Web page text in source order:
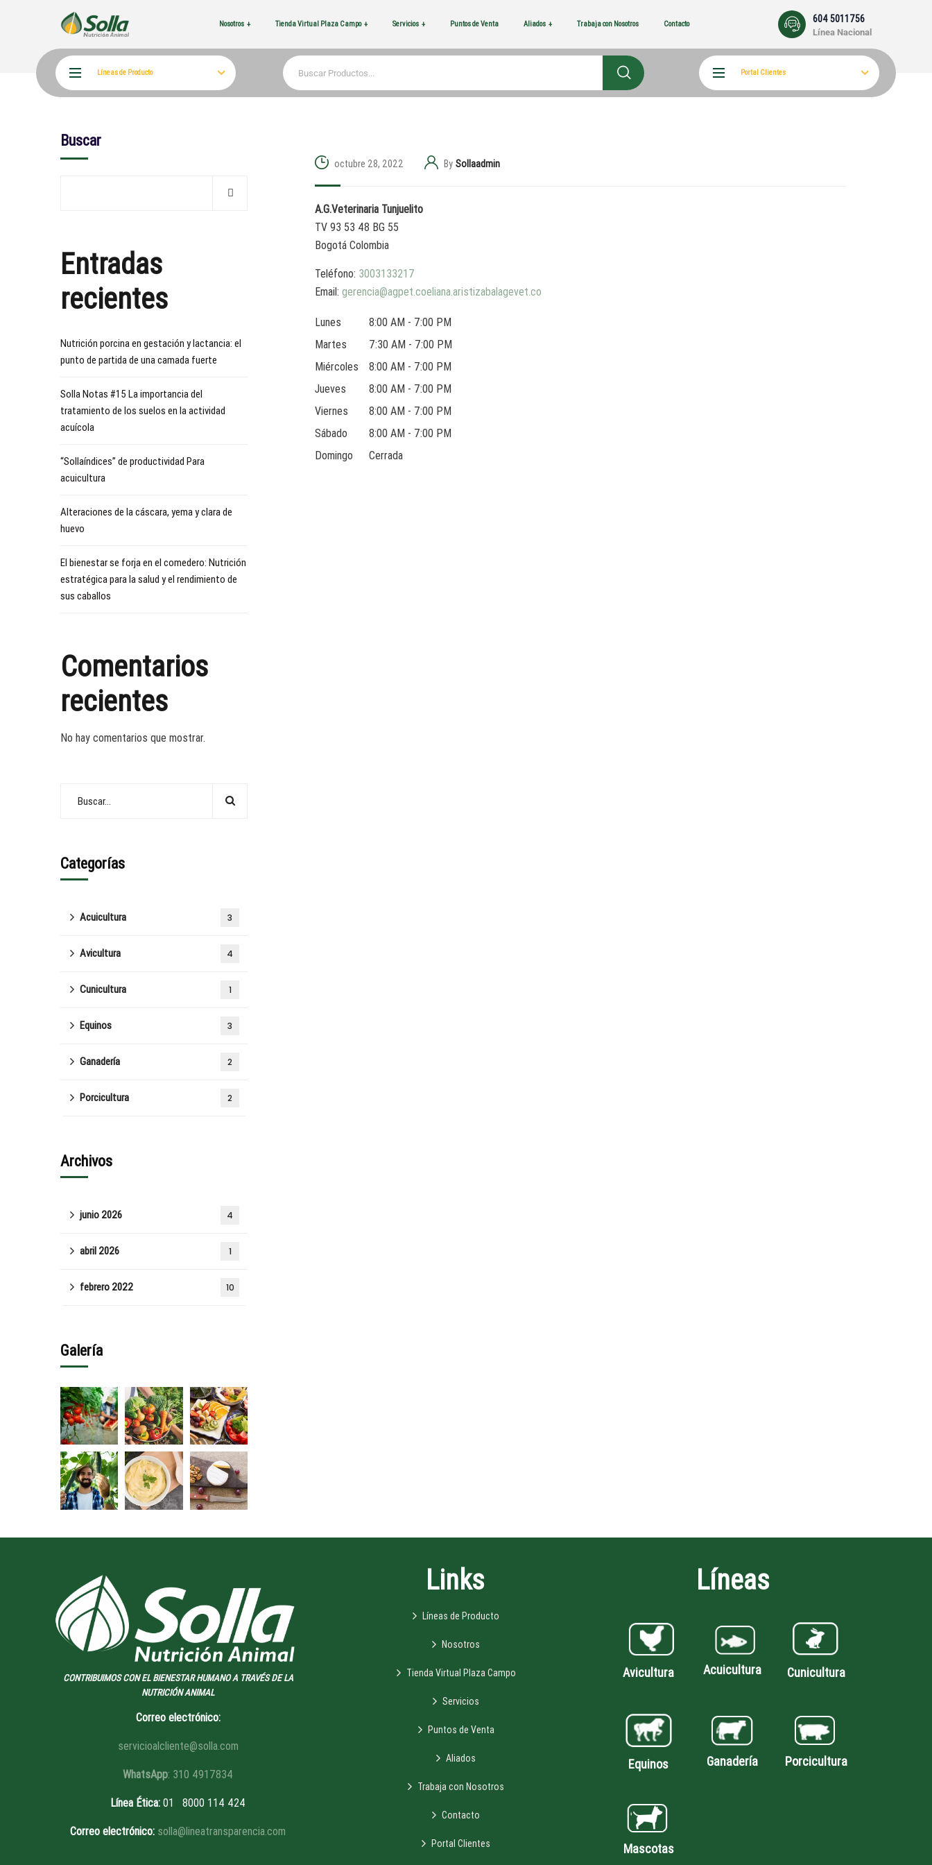
Nosotros Tienda Virtual Plaza Campo Servicios Puntos de Venta Aliados Trabaja con Nosotros Contacto 604 5011756
Línea Nacional
Líneas de Producto Portal Clientes
octubre 28, 2022 By Sollaadmin
A.G.Veterinaria Tunjuelito
TV 93 53 48 BG 55
Bogotá Colombia
Teléfono: 3003133217
Email: gerencia@agpet.coeliana.aristizabalagevet.co
Lunes
8:00 AM - 7:00 PM
Martes
7:30 AM - 7:00 PM
Miércoles
8:00 AM - 7:00 PM
Jueves
8:00 AM - 7:00 PM
Viernes
8:00 AM - 7:00 PM
Sábado
8:00 AM - 7:00 PM
Domingo
Cerrada
Buscar
Entradas
recientes
Nutrición porcina en gestación y lactancia: el
punto de partida de una camada fuerte
Solla Notas #15 La importancia del
tratamiento de los suelos en la actividad
acuícola
“Sollaíndices” de productividad Para
acuicultura
Alteraciones de la cáscara, yema y clara de
huevo
El bienestar se forja en el comedero: Nutrición
estratégica para la salud y el rendimiento de
sus caballos
Comentarios
recientes
No hay comentarios que mostrar.
Categorías
Acuicultura 3
Avicultura 4
Cunicultura 1
Equinos 3
Ganadería 2
Porcicultura 2
Archivos
junio 2026 4
abril 2026 1
febrero 2022 10
Galería
CONTRIBUIMOS CON EL BIENESTAR HUMANO A TRAVÉS DE LA
NUTRICIÓN ANIMAL
Correo electrónico:
servicioalcliente@solla.com
WhatsApp: 310 4917834
Línea Ética: 01 8000 114 424
Correo electrónico: solla@lineatransparencia.com
Links
Líneas de Producto
Nosotros
Tienda Virtual Plaza Campo
Servicios
Puntos de Venta
Aliados
Trabaja con Nosotros
Contacto
Portal Clientes
Líneas
Avicultura Acuicultura Cunicultura
Equinos Ganadería Porcicultura
Mascotas